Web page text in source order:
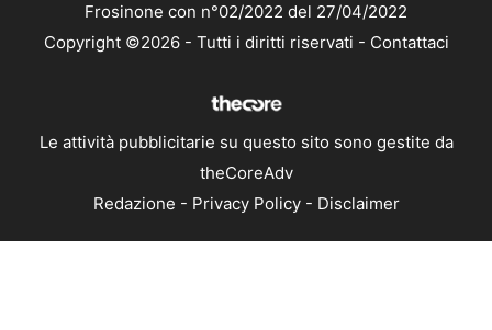
Frosinone con n°02/2022 del 27/04/2022
Copyright ©2026 - Tutti i diritti riservati - Contattaci
Le attività pubblicitarie su questo sito sono gestite da
theCoreAdv
Redazione - Privacy Policy- Disclaimer